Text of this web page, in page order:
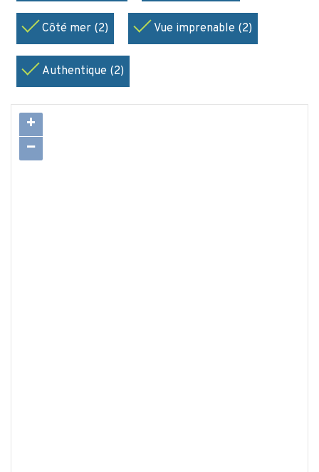
Côté mer (2) Vue imprenable (2)
Authentique (2)
+
−